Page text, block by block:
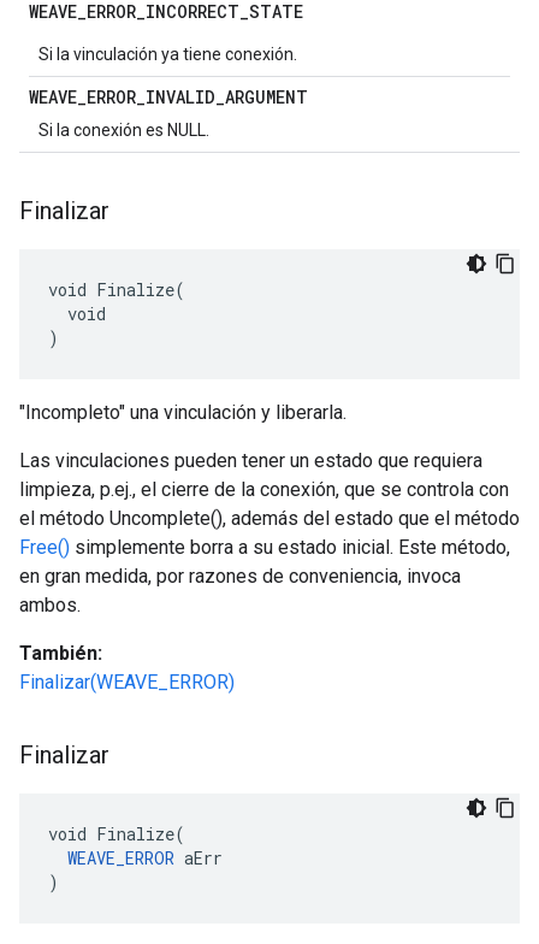
WEAVE_ERROR_INCORRECT_STATE
Si la vinculación ya tiene conexión.
WEAVE_ERROR_INVALID_ARGUMENT
Si la conexión es NULL.
Finalizar
void Finalize(
  void
)
"Incompleto" una vinculación y liberarla.
Las vinculaciones pueden tener un estado que requiera
limpieza, p.ej., el cierre de la conexión, que se controla con
el método Uncomplete(), además del estado que el método
Free() simplemente borra a su estado inicial. Este método,
en gran medida, por razones de conveniencia, invoca
ambos.
También:
Finalizar(WEAVE_ERROR)
Finalizar
void Finalize(
WEAVE_ERROR aErr
)